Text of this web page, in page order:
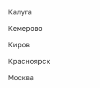
Калуга
Кемерово
Киров
Красноярск
Москва